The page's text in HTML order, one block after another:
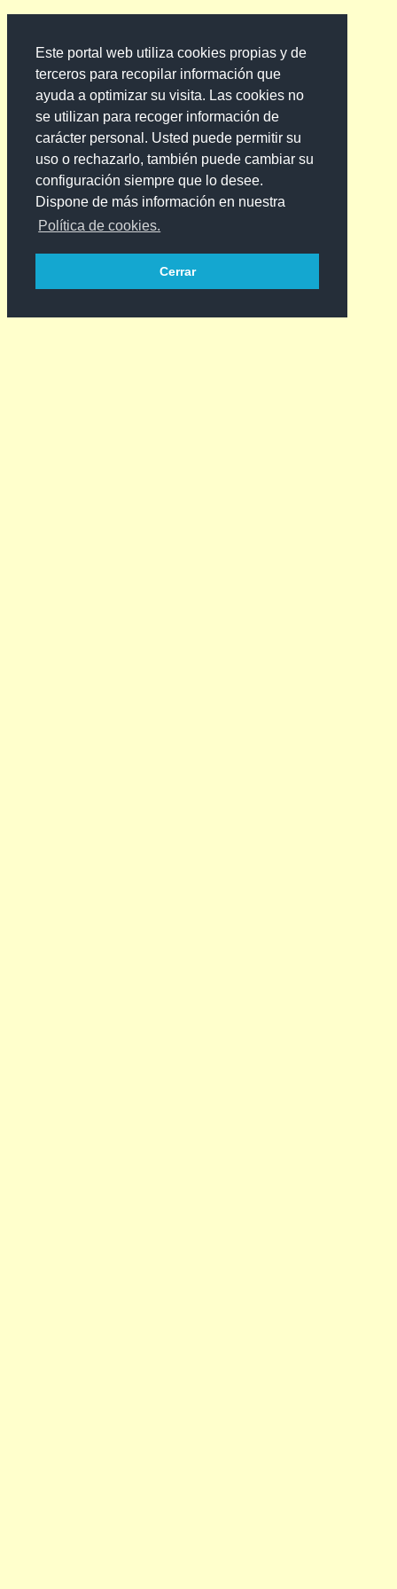
Este portal web utiliza cookies propias y de
terceros para recopilar información que
ayuda a optimizar su visita. Las cookies no
se utilizan para recoger información de
carácter personal. Usted puede permitir su
uso o rechazarlo, también puede cambiar su
configuración siempre que lo desee.
Dispone de más información en nuestra
Política de cookies.
Cerrar